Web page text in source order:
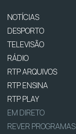
NOTÍCIAS
DESPORTO
TELEVISÃO
RÁDIO
RTP ARQUIVOS
RTP ENSINA
RTP PLAY
EM DIRETO
REVER PROGRAMAS